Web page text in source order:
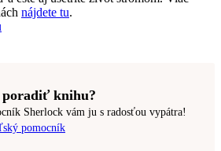
nájdete tu.
poradiť knihu?
Sherlock vám ju s radosťou vypátra!
pomocník